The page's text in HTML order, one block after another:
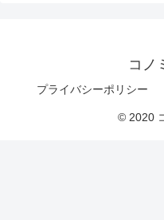
コノ
プライバシーポリシー
© 2020